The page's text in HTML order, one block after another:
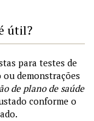
útil?
para testes de
demonstrações
de plano de saúde
conforme o